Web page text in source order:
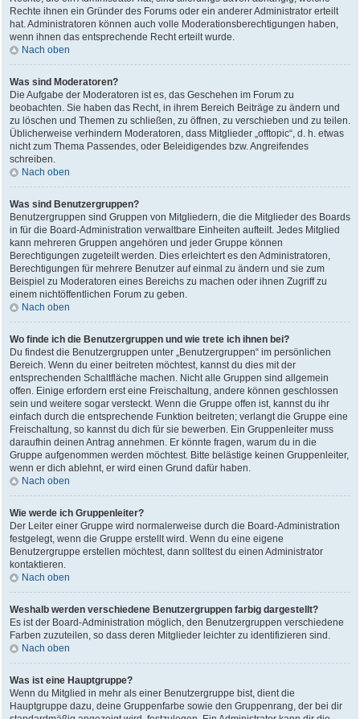
Rechte ihnen ein Gründer des Forums oder ein anderer Administrator erteilt
hat. Administratoren können auch volle Moderationsberechtigungen haben,
wenn ihnen das entsprechende Recht erteilt wurde.
Nach oben
Was sind Moderatoren?
Die Aufgabe der Moderatoren ist es, das Geschehen im Forum zu
beobachten. Sie haben das Recht, in ihrem Bereich Beiträge zu ändern und
zu löschen und Themen zu schließen, zu öffnen, zu verschieben und zu teilen.
Üblicherweise verhindern Moderatoren, dass Mitglieder „offtopic“, d. h. etwas
nicht zum Thema Passendes, oder Beleidigendes bzw. Angreifendes
schreiben.
Nach oben
Was sind Benutzergruppen?
Benutzergruppen sind Gruppen von Mitgliedern, die die Mitglieder des Boards
in für die Board-Administration verwaltbare Einheiten aufteilt. Jedes Mitglied
kann mehreren Gruppen angehören und jeder Gruppe können
Berechtigungen zugeteilt werden. Dies erleichtert es den Administratoren,
Berechtigungen für mehrere Benutzer auf einmal zu ändern und sie zum
Beispiel zu Moderatoren eines Bereichs zu machen oder ihnen Zugriff zu
einem nichtöffentlichen Forum zu geben.
Nach oben
Wo finde ich die Benutzergruppen und wie trete ich ihnen bei?
Du findest die Benutzergruppen unter „Benutzergruppen“ im persönlichen
Bereich. Wenn du einer beitreten möchtest, kannst du dies mit der
entsprechenden Schaltfläche machen. Nicht alle Gruppen sind allgemein
offen. Einige erfordern erst eine Freischaltung, andere können geschlossen
sein und weitere sogar versteckt. Wenn die Gruppe offen ist, kannst du ihr
einfach durch die entsprechende Funktion beitreten; verlangt die Gruppe eine
Freischaltung, so kannst du dich für sie bewerben. Ein Gruppenleiter muss
daraufhin deinen Antrag annehmen. Er könnte fragen, warum du in die
Gruppe aufgenommen werden möchtest. Bitte belästige keinen Gruppenleiter,
wenn er dich ablehnt, er wird einen Grund dafür haben.
Nach oben
Wie werde ich Gruppenleiter?
Der Leiter einer Gruppe wird normalerweise durch die Board-Administration
festgelegt, wenn die Gruppe erstellt wird. Wenn du eine eigene
Benutzergruppe erstellen möchtest, dann solltest du einen Administrator
kontaktieren.
Nach oben
Weshalb werden verschiedene Benutzergruppen farbig dargestellt?
Es ist der Board-Administration möglich, den Benutzergruppen verschiedene
Farben zuzuteilen, so dass deren Mitglieder leichter zu identifizieren sind.
Nach oben
Was ist eine Hauptgruppe?
Wenn du Mitglied in mehr als einer Benutzergruppe bist, dient die
Hauptgruppe dazu, deine Gruppenfarbe sowie den Gruppenrang, der bei dir